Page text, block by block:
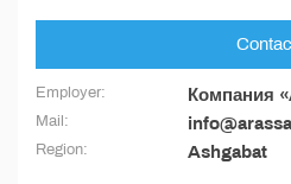
Employer: Компания
Mail:
Region: Ashgabat